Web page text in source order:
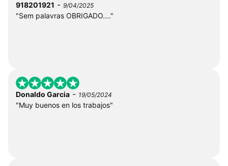
918201921 - 9/04/2025
"Sem palavras OBRIGADO...."
Donaldo Garcia - 19/05/2024
"Muy buenos en los trabajos"